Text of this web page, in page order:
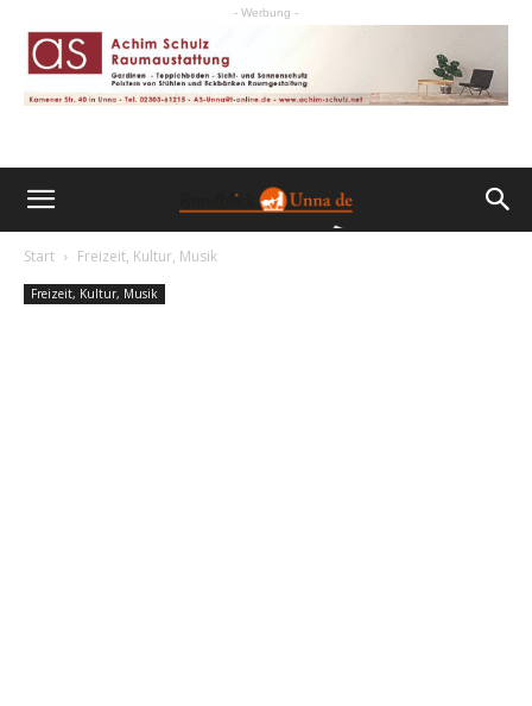
- Werbung -
Start Freizeit, Kultur, Musik
Freizeit, Kultur, Musik